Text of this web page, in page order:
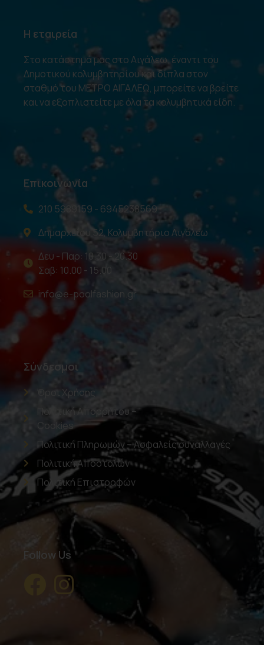
Η εταιρεία
Στο κατάστημά μας στο Αιγάλεω, έναντι του
Δημοτικού κολυμβητηρίου και δίπλα στον
σταθμό του ΜΕΤΡΟ ΑΙΓΑΛΕΩ, μπορείτε να βρείτε
και να εξοπλιστείτε με όλα τα κολυμβητικά είδη.
Επικοινωνία
210 5989159 - 6945238569
Δημαρχείου 52, Κολυμβητήριο Αιγάλεω
Δευ - Παρ: 10.30 - 20.30
Σαβ: 10.00 - 15.00
info@e-poolfashion.gr
Σύνδεσμοι
Όροι Χρήσης
Πολιτική Απορρήτου –
Cookies
Πολιτική Πληρωμών – Ασφαλείς συναλλαγές
Πολιτική Αποστολών
Πολιτική Επιστροφών
Follow Us